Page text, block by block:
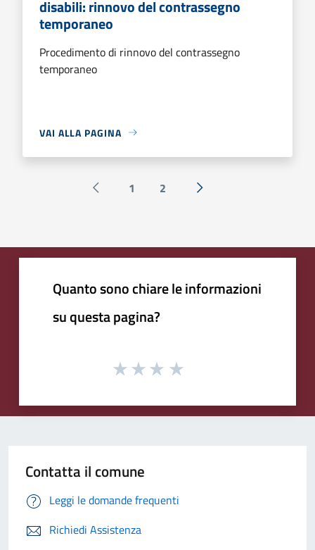
disabili: rinnovo del contrassegno
temporaneo
Procedimento di rinnovo del contrassegno
temporaneo
VAI ALLA PAGINA
Pagina precedente
1 2 Successiva »
Quanto sono chiare le informazioni
su questa pagina?
Contatta il comune
Leggi le domande frequenti
Richiedi Assistenza